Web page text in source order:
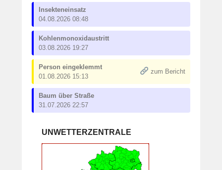
Insekteneinsatz
04.08.2026 08:48
Kohlenmonoxidaustritt
03.08.2026 19:27
Person eingeklemmt
01.08.2026 15:13
zum Bericht
Baum über Straße
31.07.2026 22:57
UNWETTERZENTRALE